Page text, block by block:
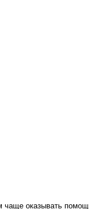
чаще оказывать